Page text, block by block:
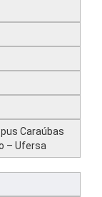
Caraúbas
– Ufersa